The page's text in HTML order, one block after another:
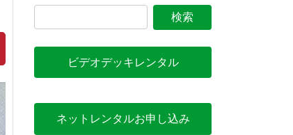
ビデオデッキレンタル
ネットレンタルお申し込み